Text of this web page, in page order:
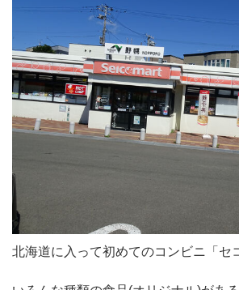
北海道に入って初めてのコンビニ「セ